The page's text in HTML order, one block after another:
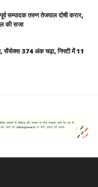
सम्पादक तरुण तेजपाल दोषी करार,
की सजा
सेंसेक्स 374 अंक चढ़ा, निफ्टी में 11